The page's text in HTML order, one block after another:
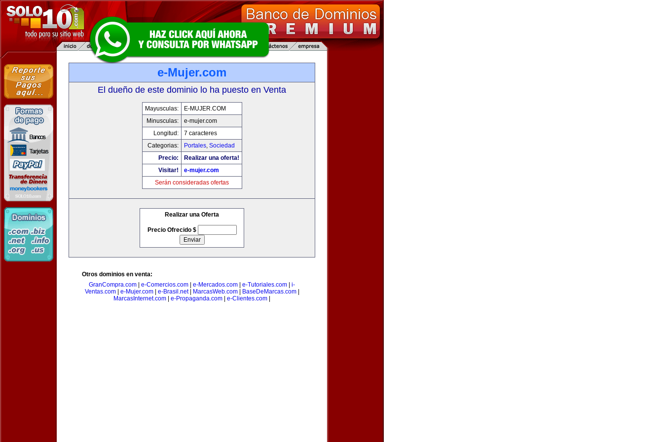
e-Mujer.com
El dueño de este dominio lo ha puesto en Venta
Mayusculas:
E-MUJER.COM
Minusculas:
e-mujer.com
Longitud:
7 caracteres
Categorias:
Portales, Sociedad
Precio:
Realizar una oferta!
Visitar!
e-mujer.com
Serán consideradas ofertas
Realizar una Oferta
Precio Ofrecido $
Otros dominios en venta:
GranCompra.com
e-Comercios.com e-Mercados.com e-Tutoriales.com
i-
Ventas.com| e-Mujer.com| e-Brasil.net| MarcasWeb.com| BaseDeMarcas.com|
MarcasInternet.com
e-Propaganda.com e-Clientes.com